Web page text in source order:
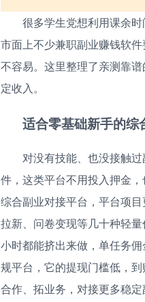
很多学生党想利用课余
市面上不少兼职副业赚钱软
不容易。这里整理了亲测靠
定收入。
适合零基础新手的综
对没有技能、也没接触
件，这类平台不用投入押金
综合副业对接平台，平台项
拉新、问卷变现等几十种轻
小时都能挤出来做，单任务
规平台，它的提现门槛低，
合作、拓业务，对接更多稳